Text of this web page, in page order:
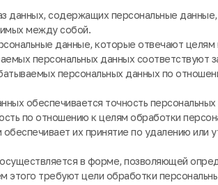
данных, содержащих персональные
между собой.
данные, которые отвечают целям
персональных данных соответствуют
персональных данных по
обеспечивается точность
по отношению к целям обработки
их принятие по удалению или
в форме, позволяющей
этого требуют цели обработки